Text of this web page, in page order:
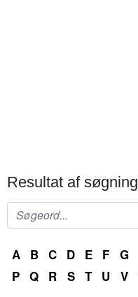
Resultat af søgning
A B C D E F G
P Q R S T U V